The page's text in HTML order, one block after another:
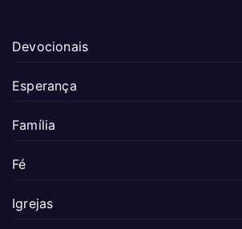
Devocionais
Esperança
Família
Fé
Igrejas